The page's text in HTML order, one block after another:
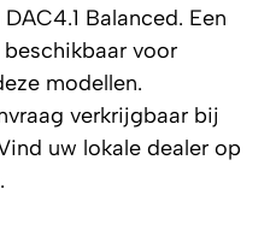
Balanced. Een
voor
modellen.
verkrijgbaar bij
uw lokale dealer op